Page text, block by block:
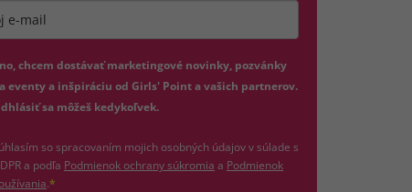
chcem dostávať marketingové novinky, pozvánky
eventy a inšpiráciu od Girls' Point a vašich partnerov.
sa môžeš kedykoľvek.
so spracovaním mojich osobných údajov v súlade s
a podľa Podmienok ochrany súkromia (otvorí sa v novom okne)
a Podmienok
(otvorí sa v novom okne)
.*